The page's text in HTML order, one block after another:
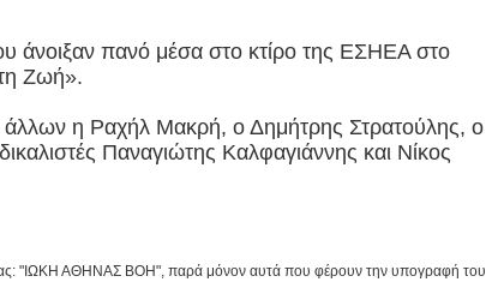
άνοιξαν πανό μέσα στο κτίρο της ΕΣΗΕΑ στο
Ζωή».
άλλων η Ραχήλ Μακρή, ο Δημήτρης Στρατούλης, ο
Παναγιώτης Καλφαγιάννης και Νίκος
"ΙΩΚΗ ΑΘΗΝΑΣ ΒΟΗ", παρά μόνον αυτά που φέρουν την υπογραφή του